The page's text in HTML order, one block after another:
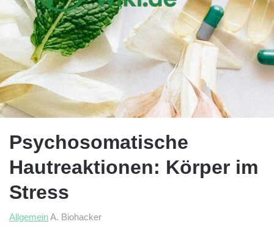
Psychosomatische
Hautreaktionen: Körper im
Stress
AllgemeinA. Biohacker